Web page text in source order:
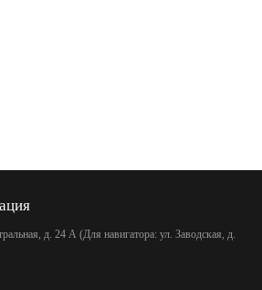
д. 24 А (Для навигатора: ул. Заводская, д.